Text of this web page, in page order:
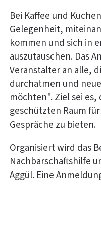
Bei Kaffee und
Gelegenheit,
kommen und sich in
auszutauschen. Das
Veranstalter an alle,
durchatmen und
möchten". Ziel sei es,
geschützten Raum
Gespräche zu bieten.
Organisiert wird das
Nachbarschaftshilfe
Aggül. Eine